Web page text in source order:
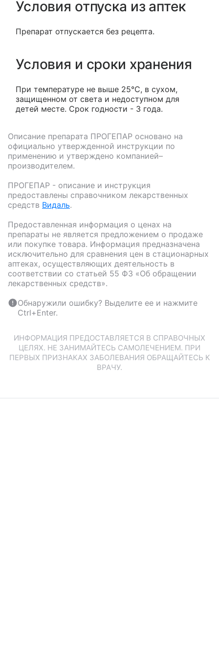
Условия отпуска из аптек
Препарат отпускается без рецепта.
Условия и сроки хранения
При температуре не выше 25°С, в сухом,
защищенном от света и недоступном для
детей месте. Срок годности - 3 года.
Описание препарата ПРОГЕПАР основано на
официально утвержденной инструкции по
применению и утверждено компанией–
производителем.
ПРОГЕПАР - описание и инструкция
предоставлены справочником лекарственных
средств Видаль.
Предоставленная информация о ценах на
препараты не является предложением о продаже
или покупке товара. Информация предназначена
исключительно для сравнения цен в стационарных
аптеках, осуществляющих деятельность в
соответствии со статьей 55 ФЗ «Об обращении
лекарственных средств».
Обнаружили ошибку? Выделите ее и нажмите
Ctrl+Enter.
ИНФОРМАЦИЯ ПРЕДОСТАВЛЯЕТСЯ В СПРАВОЧНЫХ
ЦЕЛЯХ. НЕ ЗАНИМАЙТЕСЬ САМОЛЕЧЕНИЕМ. ПРИ
ПЕРВЫХ ПРИЗНАКАХ ЗАБОЛЕВАНИЯ ОБРАЩАЙТЕСЬ К
ВРАЧУ.